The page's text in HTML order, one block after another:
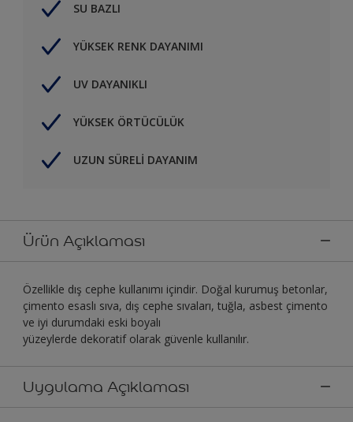
SU BAZLI
YÜKSEK RENK DAYANIMI
UV DAYANIKLI
YÜKSEK ÖRTÜCÜLÜK
UZUN SÜRELİ DAYANIM
Ürün Açıklaması
Özellikle dış cephe kullanımı içindir. Doğal kurumuş betonlar,
çimento esaslı sıva, dış cephe sıvaları, tuğla, asbest çimento
ve iyi durumdaki eski boyalı
yüzeylerde dekoratif olarak güvenle kullanılır.
Uygulama Açıklaması